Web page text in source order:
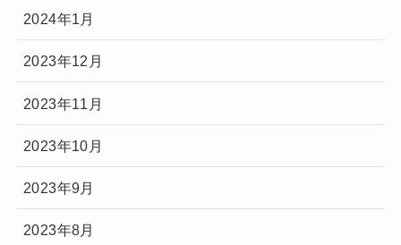
2024年1月
2023年12月
2023年11月
2023年10月
2023年9月
2023年8月